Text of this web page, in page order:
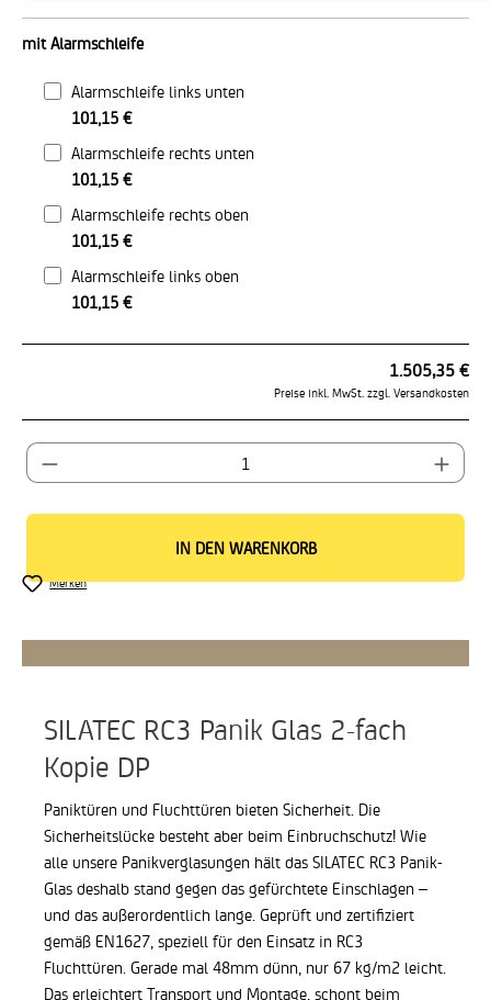
mit Alarmschleife
Alarmschleife links unten
101,15 €
Alarmschleife rechts unten
101,15 €
Alarmschleife rechts oben
101,15 €
Alarmschleife links oben
101,15 €
1.505,35 €
Preise inkl. MwSt. zzgl. Versandkosten
Produkt Anzahl: Gib den gewünschten Wert ein
IN DEN WARENKORB
Merken
SILATEC RC3 Panik Glas 2-fach
Kopie DP
Paniktüren und Fluchttüren bieten Sicherheit. Die
Sicherheitslücke besteht aber beim Einbruchschutz! Wie
alle unsere Panikverglasungen hält das SILATEC RC3 Panik-
Glas deshalb stand gegen das gefürchtete Einschlagen –
und das außerordentlich lange. Geprüft und zertifiziert
gemäß EN1627, speziell für den Einsatz in RC3
Fluchttüren.Gerade mal 48mm dünn, nur 67 kg/m2 leicht.
Das erleichtert Transport und Montage, schont beim